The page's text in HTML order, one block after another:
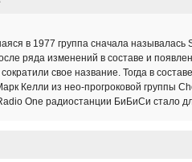
в 1977 группа сначала
ряда изменений в составе и
свое название. Тогда в
Келли из нео-прогроковой группы
One радиостанции БиБиСи стало